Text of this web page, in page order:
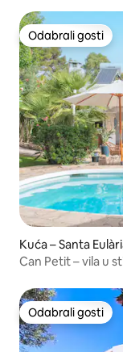
Odabrali gosti
Odabrali gosti
Kuća – Santa
Can Petit – vila u
Odabrali gosti
Odabrali gosti